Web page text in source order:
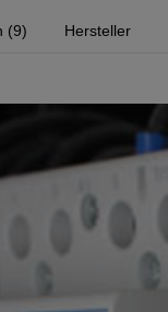
(9) Hersteller